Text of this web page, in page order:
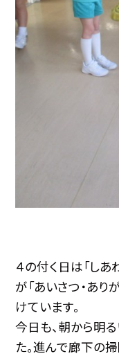
４の付く日は「し
が「あいさつ・あり
けています。
今日も、朝から明
た。進んで廊下の